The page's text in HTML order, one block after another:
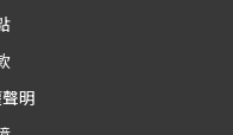
明